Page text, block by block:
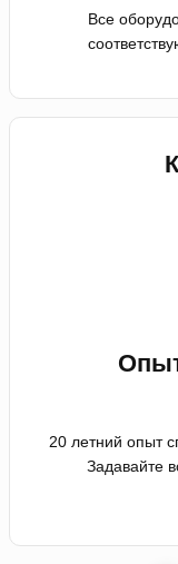
Все
20 летний опыт
Задавайте